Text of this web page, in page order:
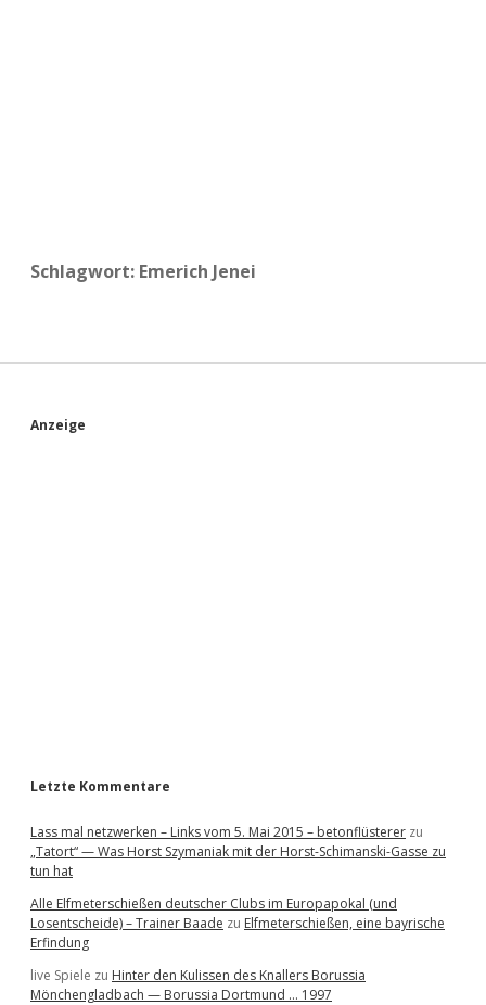
Schlagwort: Emerich Jenei
S
Anzeige
Letzte Kommentare
Lass mal netzwerken – Links vom 5. Mai 2015 – betonflüsterer zu
„Tatort“ — Was Horst Szymaniak mit der Horst-Schimanski-Gasse zu
tun hat
Alle Elfmeterschießen deutscher Clubs im Europapokal (und
Losentscheide) – Trainer Baade zu Elfmeterschießen, eine bayrische
Erfindung
live Spiele zu Hinter den Kulissen des Knallers Borussia
Mönchengladbach — Borussia Dortmund … 1997